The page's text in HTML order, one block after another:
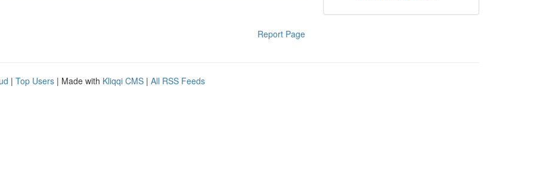
Report Page
| Top Users | Made with Kliqqi CMS | All RSS Feeds